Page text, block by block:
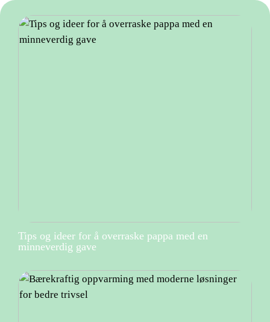
Tips og ideer for å overraske pappa med en
minneverdig gave